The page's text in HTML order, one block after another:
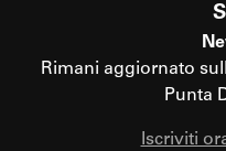
Rimani aggiornato
Punta
Iscriviti